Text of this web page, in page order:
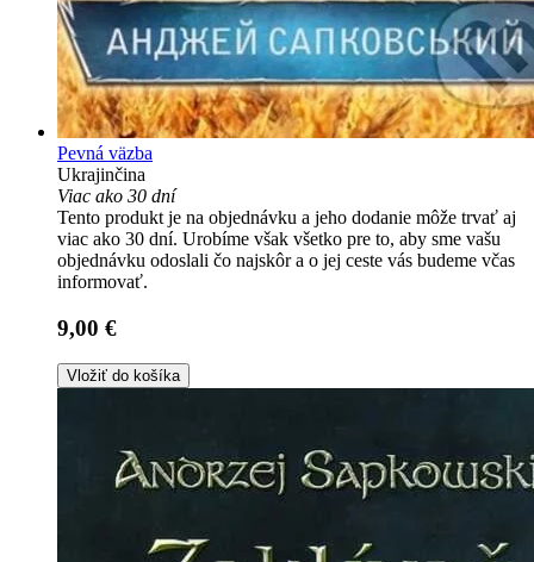
Pevná väzba
Ukrajinčina
Viac ako 30 dní
Tento produkt je na objednávku a jeho dodanie môže trvať aj
viac ako 30 dní. Urobíme však všetko pre to, aby sme vašu
objednávku odoslali čo najskôr a o jej ceste vás budeme včas
informovať.
9,00 €
Vložiť do košíka